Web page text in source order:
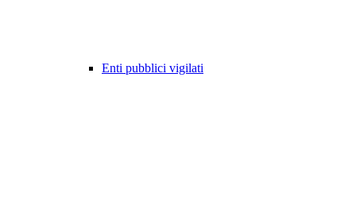
Enti pubblici vigilati